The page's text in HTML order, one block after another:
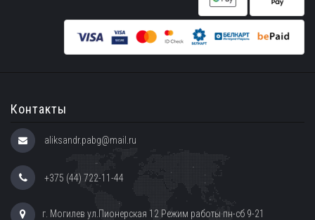
Контакты
aliksandr.pabg@mail.ru
+375 (44) 722-11-44
г. Могилев ул.Пионерская 12 Режим работы пн-сб 9-21